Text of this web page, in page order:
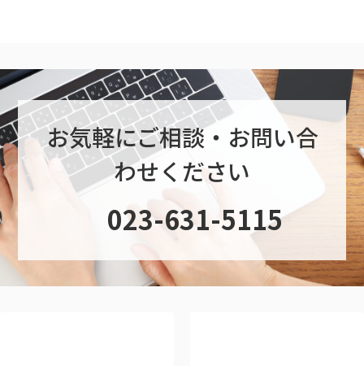
お気軽にご相談・お問い合
わせください
023-631-5115
ン